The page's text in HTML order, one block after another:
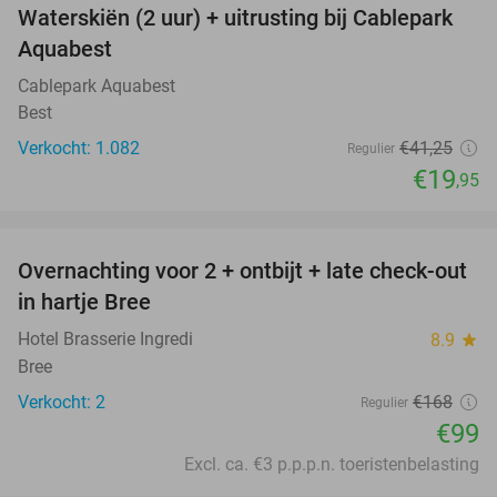
52%
Waterskiën (2 uur) + uitrusting bij Cablepark
Aquabest
Cablepark Aquabest
Best
Verkocht: 1.082
Regulier €41,25
€19,95
41%
TODAY
Overnachting voor 2 + ontbijt + late check-out
in hartje Bree
Hotel Brasserie Ingredi 8.9 star
Bree
Verkocht: 2
Regulier €168
€99
Excl. ca. €3 p.p.p.n. toeristenbelasting